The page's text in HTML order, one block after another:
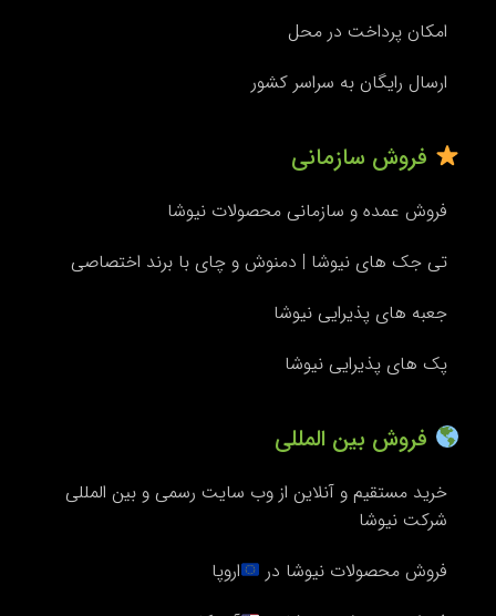
امکان پرداخت در محل
ارسال رایگان به سراسر کشور
فروش سازمانی
فروش عمده و سازمانی محصولات نیوشا
تی جک های نیوشا | دمنوش و چای با برند اختصاصی
جعبه های پذیرایی نیوشا
پک های پذیرایی نیوشا
فروش بین المللی
خرید مستقیم و آنلاین از وب سایت رسمی و بین المللی
شرکت نیوشا
فروش محصولات نیوشا در
اروپا